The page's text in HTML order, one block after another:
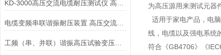
电缆变频串联谐振耐压装置 高压交流电缆耐压测试仪
工频（串、并联）谐振高压试验变压器高压交流电缆耐压测试仪
为高压源用来测试元器
适用于家电产品，电
线，电缆以及强电系统
符合《GB4706》《